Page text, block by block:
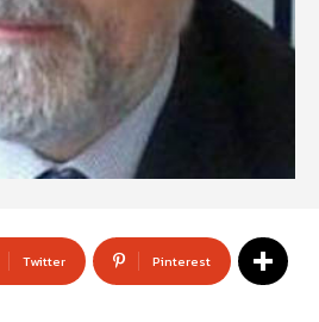
Twitter Pinterest